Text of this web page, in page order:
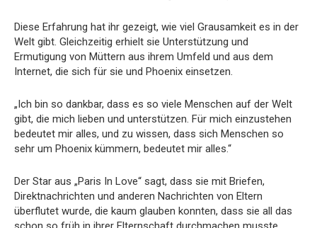
Diese Erfahrung hat ihr gezeigt, wie viel Grausamkeit es in der
Welt gibt. Gleichzeitig erhielt sie Unterstützung und
Ermutigung von Müttern aus ihrem Umfeld und aus dem
Internet, die sich für sie und Phoenix einsetzen.
„Ich bin so dankbar, dass es so viele Menschen auf der Welt
gibt, die mich lieben und unterstützen. Für mich einzustehen
bedeutet mir alles, und zu wissen, dass sich Menschen so
sehr um Phoenix kümmern, bedeutet mir alles.“
Der Star aus „Paris In Love“ sagt, dass sie mit Briefen,
Direktnachrichten und anderen Nachrichten von Eltern
überflutet wurde, die kaum glauben konnten, dass sie all das